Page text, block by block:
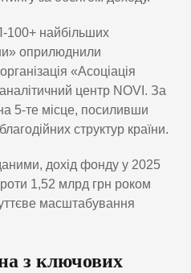
100+ найбільших
оприлюднили
«Асоціація
центр NOVI. За
5-те місце, посиливши
структур країни.
дохід фонду у 2025
1,52 млрд грн роком
масштабування
з ключових